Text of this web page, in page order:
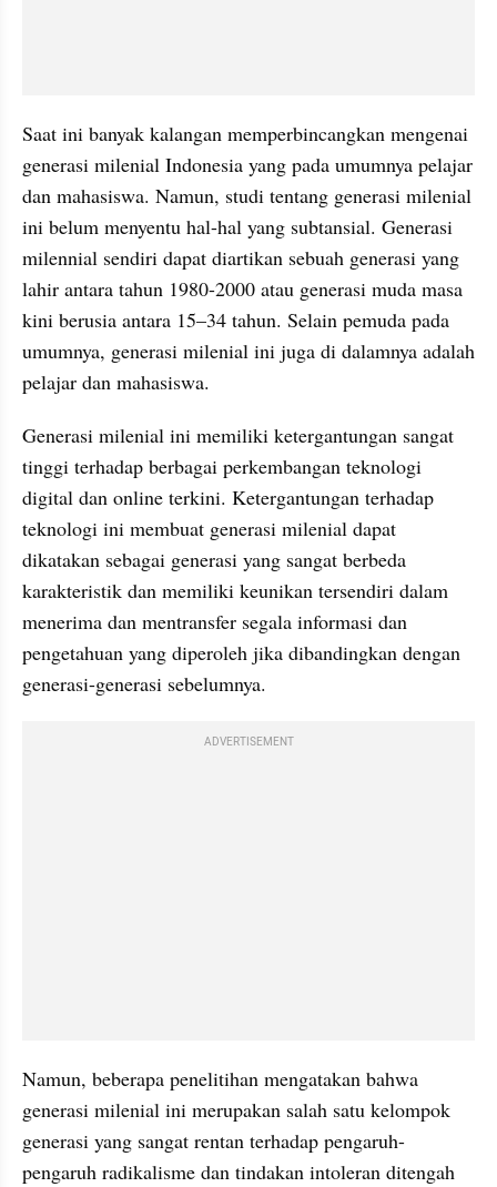
Saat ini banyak kalangan memperbincangkan mengenai
generasi milenial Indonesia yang pada umumnya pelajar
dan mahasiswa. Namun, studi tentang generasi milenial
ini belum menyentu hal-hal yang subtansial. Generasi
milennial sendiri dapat diartikan sebuah generasi yang
lahir antara tahun 1980-2000 atau generasi muda masa
kini berusia antara 15–34 tahun. Selain pemuda pada
umumnya, generasi milenial ini juga di dalamnya adalah
pelajar dan mahasiswa.
Generasi milenial ini memiliki ketergantungan sangat
tinggi terhadap berbagai perkembangan teknologi
digital dan online terkini. Ketergantungan terhadap
teknologi ini membuat generasi milenial dapat
dikatakan sebagai generasi yang sangat berbeda
karakteristik dan memiliki keunikan tersendiri dalam
menerima dan mentransfer segala informasi dan
pengetahuan yang diperoleh jika dibandingkan dengan
generasi-generasi sebelumnya.
ADVERTISEMENT
Namun, beberapa penelitihan mengatakan bahwa
generasi milenial ini merupakan salah satu kelompok
generasi yang sangat rentan terhadap pengaruh-
pengaruh radikalisme dan tindakan intoleran ditengah